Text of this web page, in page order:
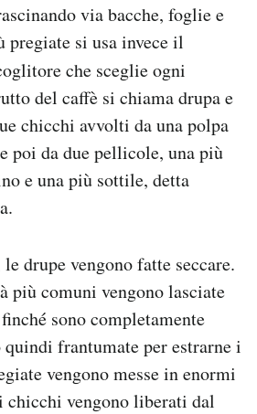
via bacche, foglie e
si usa invece il
che sceglie ogni
del caffè si chiama drupa e
chicchi avvolti da una polpa
poi da due pellicole, una più
e una più sottile, detta
drupe vengono fatte seccare.
più comuni vengono lasciate
sono completamente
quindi frantumate per estrarne i
vengono messe in enormi
chicchi vengono liberati dal